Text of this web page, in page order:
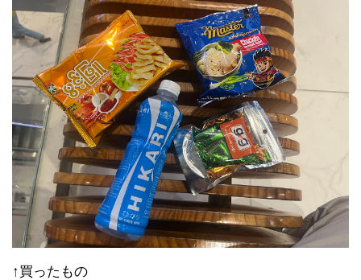
↑買ったもの